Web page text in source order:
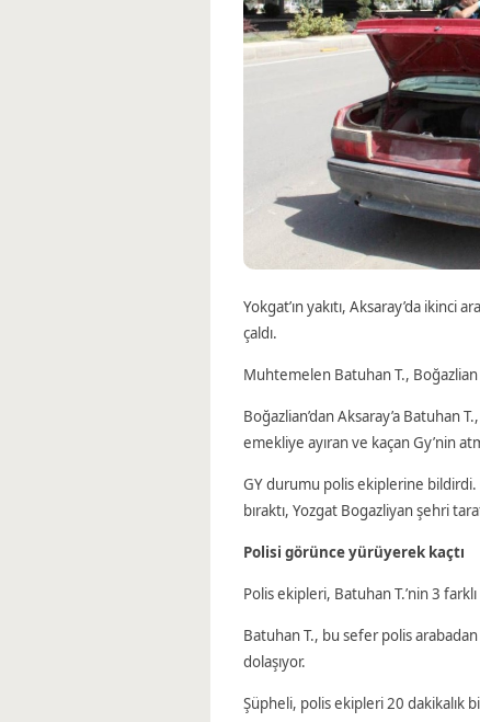
Yokgat’ın yakıtı, Aksaray’da ikinci
çaldı.
Muhtemelen Batuhan T.,
Boğazlian’dan Aksaray’a Batuhan
emekliye ayıran ve kaçan Gy’nin
GY durumu polis ekiplerine bildirdi.
bıraktı, Yozgat Bogazliyan şehri
Polisi görünce yürüyerek kaçtı
Polis ekipleri, Batuhan T.’nin 3 farklı
Batuhan T., bu sefer polis
dolaşıyor.
Şüpheli, polis ekipleri 20 dakikalık